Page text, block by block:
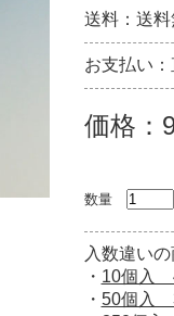
送料：送料
お支払い
価格：
数量
入数違い
・ 10個入
・ 50個入